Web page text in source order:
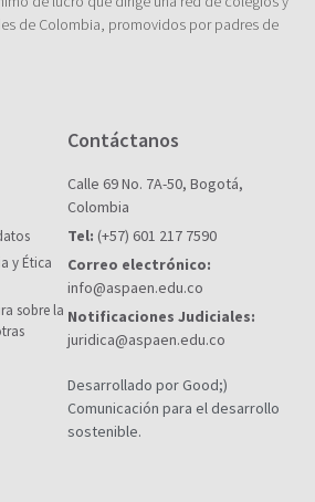
de Colombia, promovidos por padres de
y Ética
sobre la
Contáctanos
Calle 69 No. 7A-50, Bogotá,
Colombia
Tel: (+57) 601 217 7590
Correo electrónico:
info@aspaen.edu.co
Notificaciones Judiciales:
juridica@aspaen.edu.co
Desarrollado por Good;)
Comunicación para el desarrollo
sostenible.